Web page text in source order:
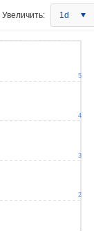
Увеличить: 1d
2
3
4
5